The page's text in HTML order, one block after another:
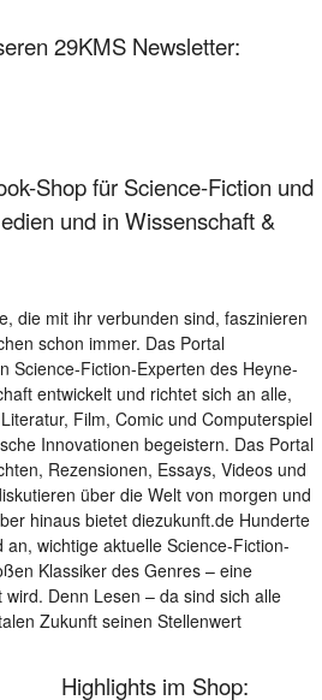
29KMS Newsletter:
Shop für Science-Fiction und
und in Wissenschaft &
die mit ihr verbunden sind, faszinieren
schon immer. Das Portal
Science-Fiction-Experten des Heyne-
entwickelt und richtet sich an alle,
Film, Comic und Computerspiel
Innovationen begeistern. Das Portal
Rezensionen, Essays, Videos und
über die Welt von morgen und
hinaus bietet diezukunft.de Hunderte
wichtige aktuelle Science-Fiction-
Klassiker des Genres – eine
Denn Lesen – da sind sich alle
Zukunft seinen Stellenwert
Highlights im Shop: